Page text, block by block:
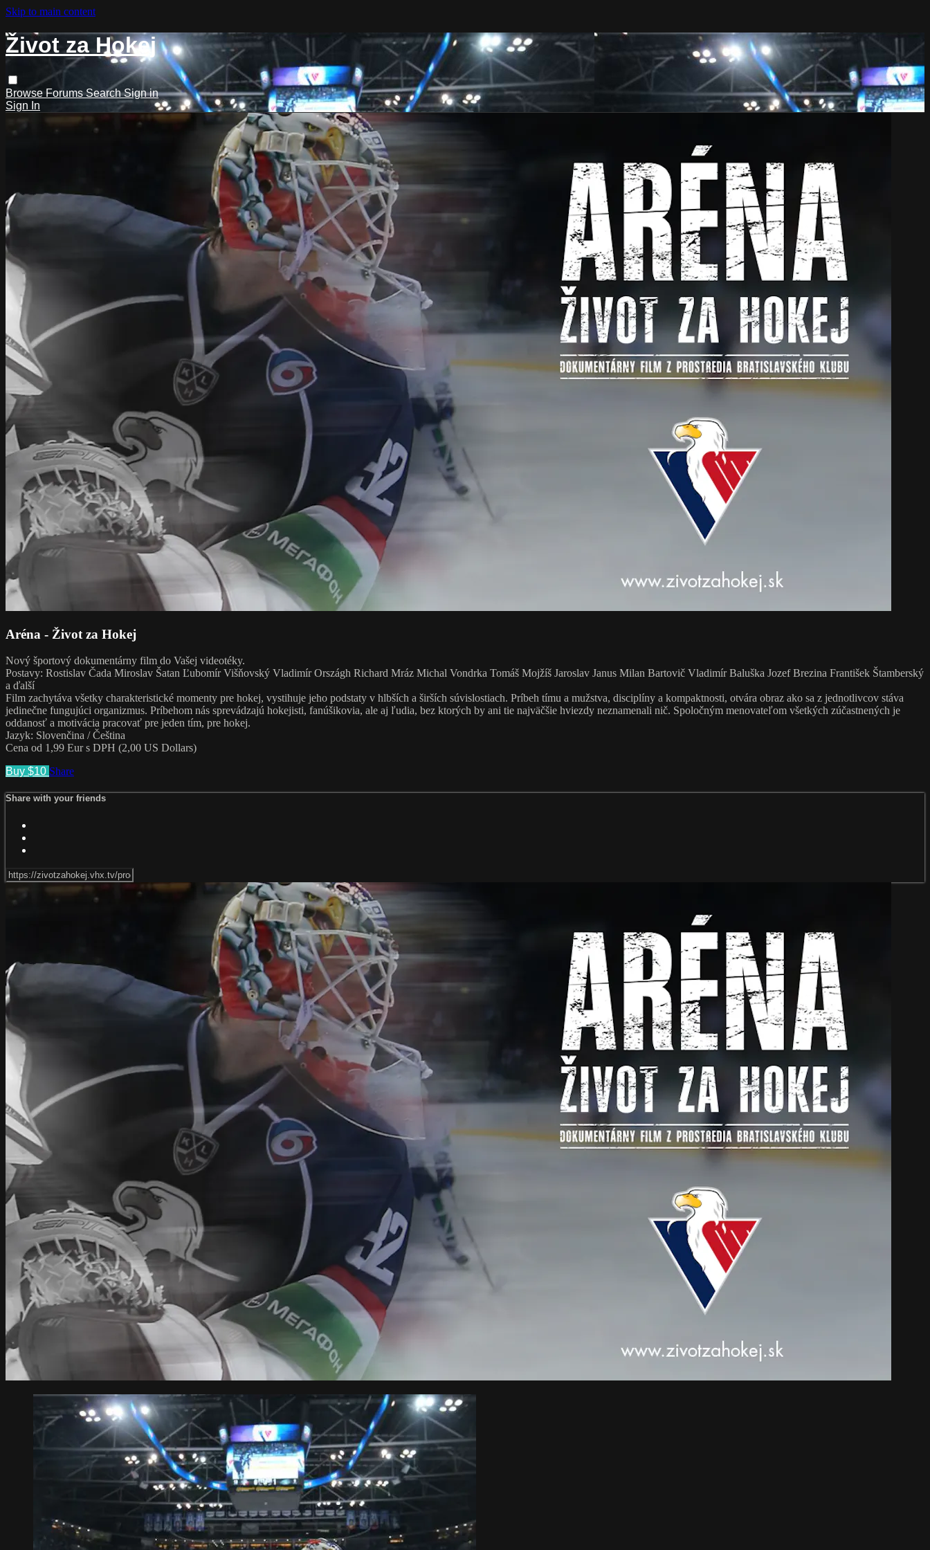
Skip to main content
Život za Hokej
Browse ForumsSearchSign in
Sign In
Aréna - Život za Hokej
Nový športový dokumentárny film do Vašej videotéky.
Postavy: Rostislav Čada Miroslav Šatan Ľubomír Višňovský Vladimír Országh Richard Mráz Michal Vondrka Tomáš Mojžíš Jaroslav Janus Milan Bartovič Vladimír Baluška Jozef Brezina František Štamberský
a ďalší
Film zachytáva všetky charakteristické momenty pre hokej, vystihuje jeho podstaty v hlbších a širších súvislostiach. Príbeh tímu a mužstva, disciplíny a kompaktnosti, otvára obraz ako sa z jednotlivcov stáva
jedinečne fungujúci organizmus. Príbehom nás sprevádzajú hokejisti, fanúšikovia, ale aj ľudia, bez ktorých by ani tie najväčšie hviezdy neznamenali nič. Spoločným menovateľom všetkých zúčastnených je
oddanosť a motivácia pracovať pre jeden tím, pre hokej.
Jazyk: Slovenčina / Čeština
Cena od 1,99 Eur s DPH (2,00 US Dollars)
Buy $10 Share
Share with your friends